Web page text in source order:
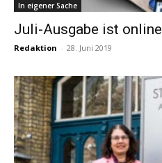
In eigener Sache
Juli-Ausgabe ist online
Redaktion - 28. Juni 2019